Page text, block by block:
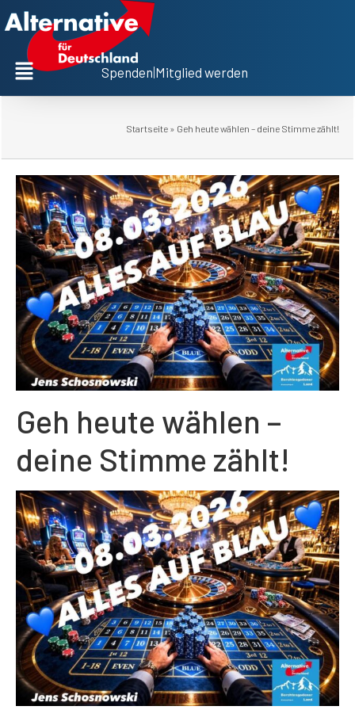
Spenden Mitglied werden
Startseite » Geh heute wählen – deine Stimme zählt!
Geh heute wählen –
deine Stimme zählt!